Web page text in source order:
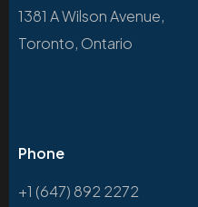
1381 A Wilson Avenue,
Toronto, Ontario
Phone
+1 (647) 892 2272